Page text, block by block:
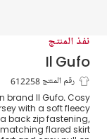
نفذ المنتج
Il Gufo
طقم تنورة
رقم المنتج 612258
brand Il Gufo. Cosy
with a soft fleecy
back zip fastening,
flared skirt